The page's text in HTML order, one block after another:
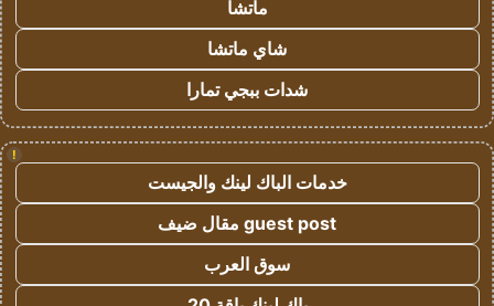
ماتشا
شاي ماتشا
شدات ببجي تمارا
!
خدمات الباك لينك والجيست
guest post مقال ضيف
سوق العرب